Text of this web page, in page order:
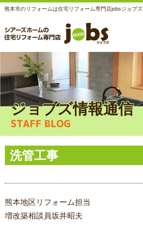
熊本市のリフォームは住宅リフォーム専門店jobsジョブズ
ジョブズ情報通信
STAFF BLOG
洗管工事
熊本地区リフォーム担当
増改築相談員坂井昭夫